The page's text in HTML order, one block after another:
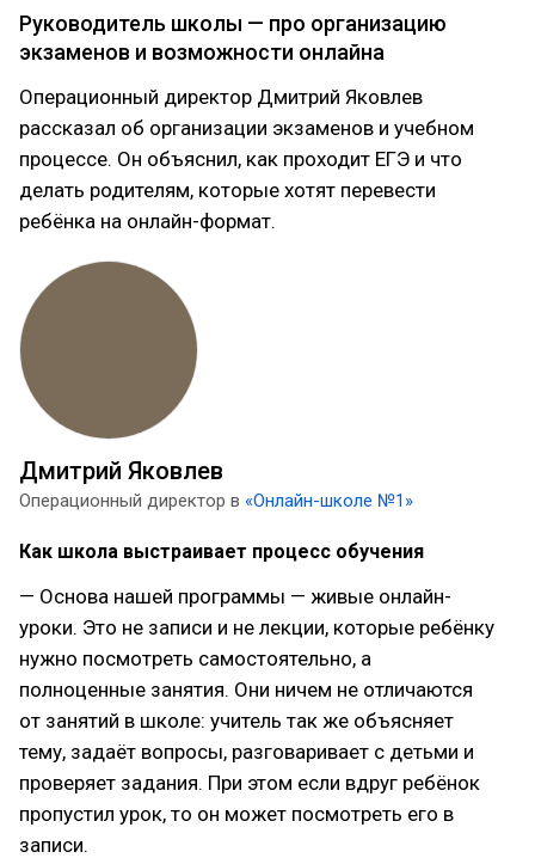
Руководитель школы — про организацию
экзаменов и возможности онлайна
Операционный директор Дмитрий Яковлев
рассказал об организации экзаменов и учебном
процессе. Он объяснил, как проходит ЕГЭ и что
делать родителям, которые хотят перевести
ребёнка на онлайн-формат.
Дмитрий Яковлев
Операционный директор в «Онлайн-школе №1»
Как школа выстраивает процесс обучения
— Основа нашей программы — живые онлайн-
уроки. Это не записи и не лекции, которые ребёнку
нужно посмотреть самостоятельно, а
полноценные занятия. Они ничем не отличаются
от занятий в школе: учитель так же объясняет
тему, задаёт вопросы, разговаривает с детьми и
проверяет задания. При этом если вдруг ребёнок
пропустил урок, то он может посмотреть его в
записи.